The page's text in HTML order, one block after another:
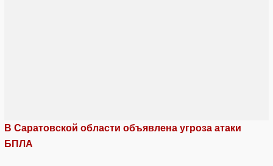
В Саратовской области объявлена угроза атаки
БПЛА